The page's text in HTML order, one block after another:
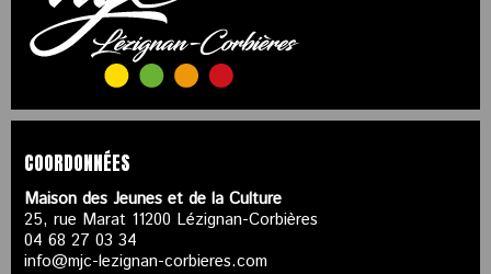
COORDONNÉES
Maison des Jeunes et de la Culture
25, rue Marat 11200 Lézignan-Corbières
04 68 27 03 34
info@mjc-lezignan-corbieres.com